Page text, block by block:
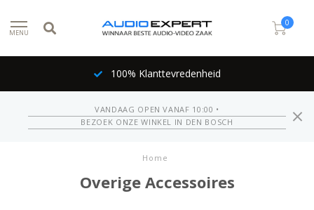
MENU
0
100% Klanttevredenheid
VANDAAG OPEN VANAF 10:00 •
BEZOEK ONZE WINKEL IN DEN BOSCH
Home
Overige Accessoires